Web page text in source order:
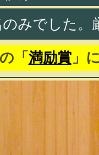
みでした
「 満励賞」